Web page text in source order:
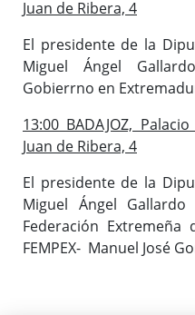
Juan de Ribera, 4
El presidente de la
Miguel Ángel
Gobierrno en
13:00 BADAJOZ,
Juan de Ribera, 4
El presidente de la
Miguel Ángel
Federación
FEMPEX- Manuel José